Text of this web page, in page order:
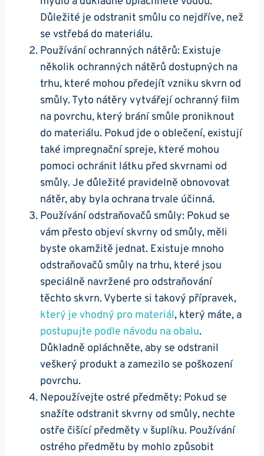
Důležité je odstranit smůlu co nejdříve, než
se vstřebá do materiálu.
Používání ochranných nátěrů: Existuje
několik ochranných nátěrů dostupných na
trhu, které mohou předejít vzniku skvrn od
smůly. Tyto nátěry vytvářejí ochranný film
na povrchu, který brání smůle proniknout
do materiálu. Pokud jde o oblečení, existují
také impregnační spreje, které mohou
pomoci ochránit látku před skvrnami od
smůly. Je důležité pravidelně obnovovat
nátěr, aby byla ochrana trvale účinná.
Používání odstraňovačů smůly: Pokud se
vám přesto objeví skvrny od smůly, měli
byste okamžitě jednat. Existuje mnoho
odstraňovačů smůly na trhu, které jsou
speciálně navržené pro odstraňování
těchto skvrn. Vyberte si takový přípravek,
který je vhodný pro materiál, který máte, a
postupujte podle návodu na obalu.
Důkladně opláchněte, aby se odstranil
veškerý produkt a zamezilo se poškození
povrchu.
Nepoužívejte ostré předměty: Pokud se
snažíte odstranit skvrny od smůly, nechte
ostře čišící předměty v šuplíku. Používání
ostrého předmětu by mohlo způsobit